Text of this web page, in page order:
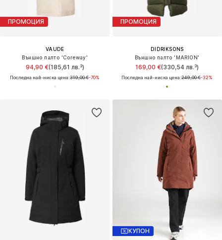
ПРОМОЦИЯ
VAUDE
Външно палто 'Coreway'
94,90 €(185,61 лв.³)
Последна най-ниска цена:319,00 €-70%
ПРОМОЦИЯ
DIDRIKSONS
Външно палто 'MARION'
169,00 €(330,54 лв.³)
Последна най-ниска цена:249,00 €-32%
КУПОН